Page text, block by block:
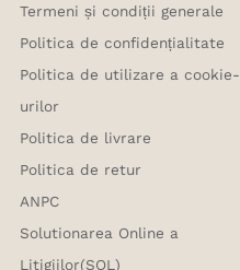
Termeni și condiții generale
Politica de confidențialitate
Politica de utilizare a cookie-
urilor
Politica de livrare
Politica de retur
ANPC
Solutionarea Online a
Litigiilor(SOL)